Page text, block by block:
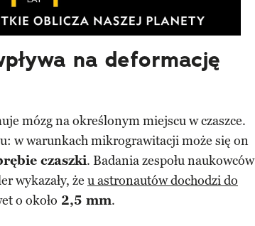
na deformację
mózg na określonym miejscu w czaszce.
w warunkach mikrograwitacji może się on
czaszki. Badania zespołu naukowców
wykazały, że u astronautów dochodzi do
o około 2,5 mm.